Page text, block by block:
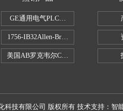
GE通用电气PLC控制器
1756-IB32Allen-Bradley1756IB32数字
美国AB罗克韦尔CPU处理器
科技有限公司 版权所有 技术支持： 智